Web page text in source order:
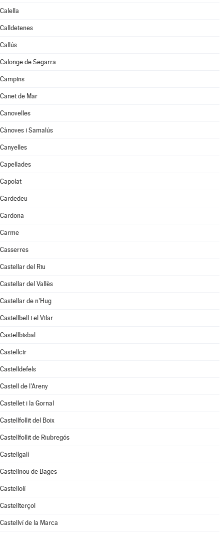
Calella
Calldetenes
Callús
Calonge de Segarra
Campins
Canet de Mar
Canovelles
Cànoves i Samalús
Canyelles
Capellades
Capolat
Cardedeu
Cardona
Carme
Casserres
Castellar del Riu
Castellar del Vallès
Castellar de n'Hug
Castellbell i el Vilar
Castellbisbal
Castellcir
Castelldefels
Castell de l'Areny
Castellet i la Gornal
Castellfollit del Boix
Castellfollit de Riubregós
Castellgalí
Castellnou de Bages
Castellolí
Castellterçol
Castellví de la Marca